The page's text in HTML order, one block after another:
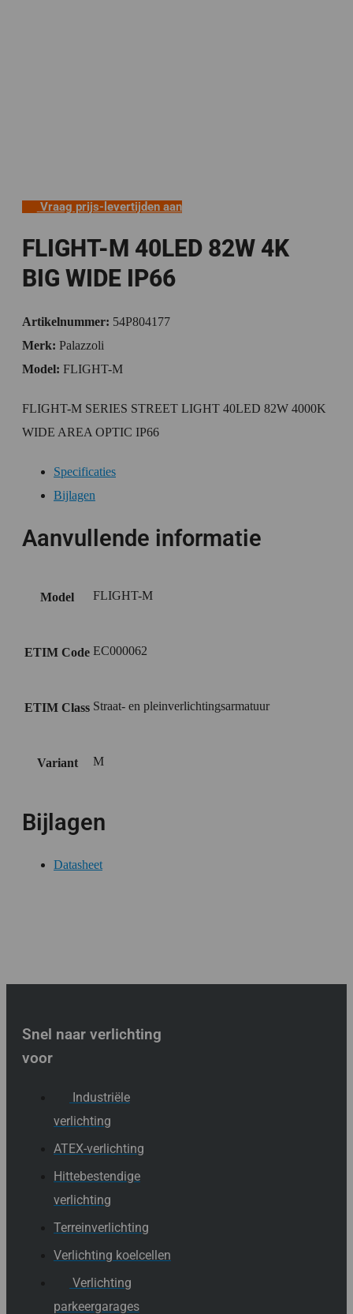
Vraag prijs-levertijden aan
FLIGHT-M 40LED 82W 4K
BIG WIDE IP66
Artikelnummer: 54P804177
Merk: Palazzoli
Model: FLIGHT-M
FLIGHT-M SERIES STREET LIGHT 40LED 82W 4000K
WIDE AREA OPTIC IP66
Specificaties
Bijlagen
Aanvullende informatie
Model FLIGHT-M
ETIM Code EC000062
ETIM Class Straat- en pleinverlichtingsarmatuur
Variant M
Bijlagen
Datasheet
Snel naar verlichting
voor
Industriële
verlichting
ATEX-verlichting
Hittebestendige
verlichting
Terreinverlichting
Verlichting koelcellen
Verlichting
parkeergarages